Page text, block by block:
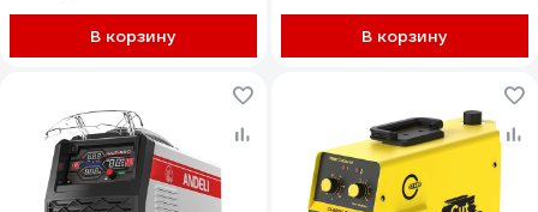
В корзину В корзину